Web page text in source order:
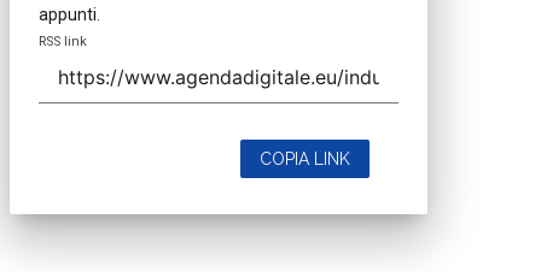
appunti.
RSS link
COPIA LINK